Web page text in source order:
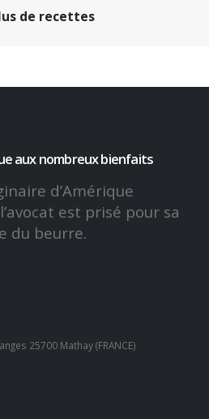
de recettes
aux nombreux bienfaits
d’Amérique
est prisé pour sa
du beurre.
25700 Mathay (FRANCE)